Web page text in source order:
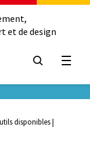
et de design
disponibles |